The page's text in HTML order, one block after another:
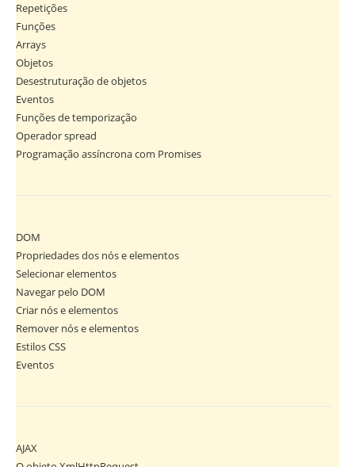
Repetições
Funções
Arrays
Objetos
Desestruturação de objetos
Eventos
Funções de temporização
Operador spread
Programação assíncrona com Promises
DOM
Propriedades dos nós e elementos
Selecionar elementos
Navegar pelo DOM
Criar nós e elementos
Remover nós e elementos
Estilos CSS
Eventos
AJAX